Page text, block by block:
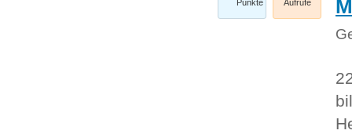
Punkte Aufrufe